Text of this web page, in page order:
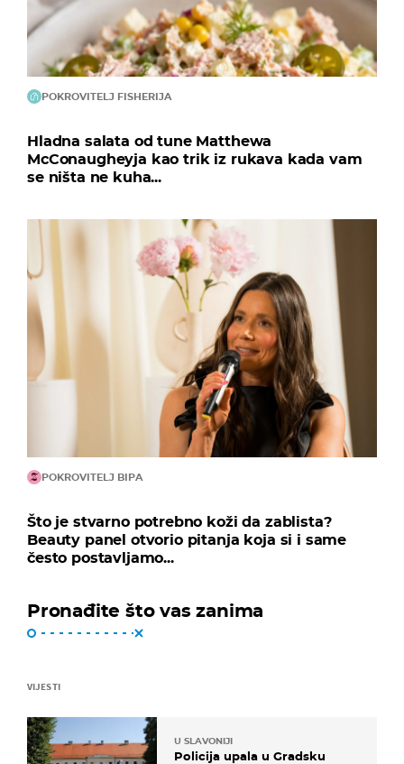
POKROVITELJ FISHERIJA
Hladna salata od tune Matthewa
McConaugheyja kao trik iz rukava kada vam
se ništa ne kuha...
POKROVITELJ BIPA
Što je stvarno potrebno koži da zablista?
Beauty panel otvorio pitanja koja si i same
često postavljamo...
Pronađite što vas zanima
VIJESTI
U SLAVONIJI
Policija upala u Gradsku